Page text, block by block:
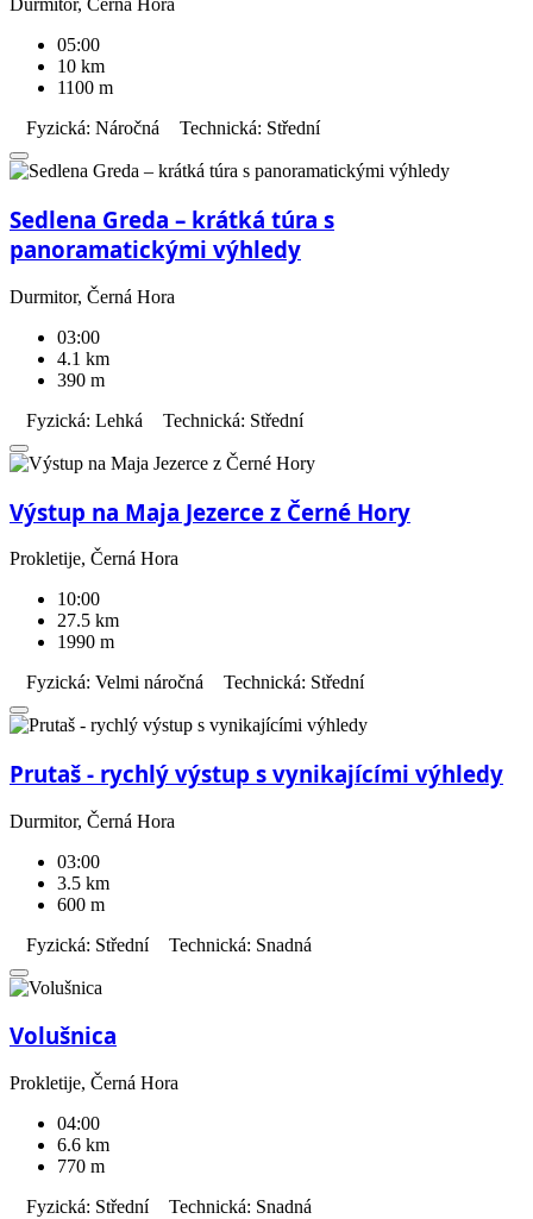
Durmitor, Černá Hora
05:00
10 km
1100 m
Fyzická: Náročná
Technická: Střední
Sedlena Greda – krátká túra s
panoramatickými výhledy
Durmitor, Černá Hora
03:00
4.1 km
390 m
Fyzická: Lehká
Technická: Střední
Výstup na Maja Jezerce z Černé Hory
Prokletije, Černá Hora
10:00
27.5 km
1990 m
Fyzická: Velmi náročná
Technická: Střední
Prutaš - rychlý výstup s vynikajícími výhledy
Durmitor, Černá Hora
03:00
3.5 km
600 m
Fyzická: Střední
Technická: Snadná
Volušnica
Prokletije, Černá Hora
04:00
6.6 km
770 m
Fyzická: Střední
Technická: Snadná